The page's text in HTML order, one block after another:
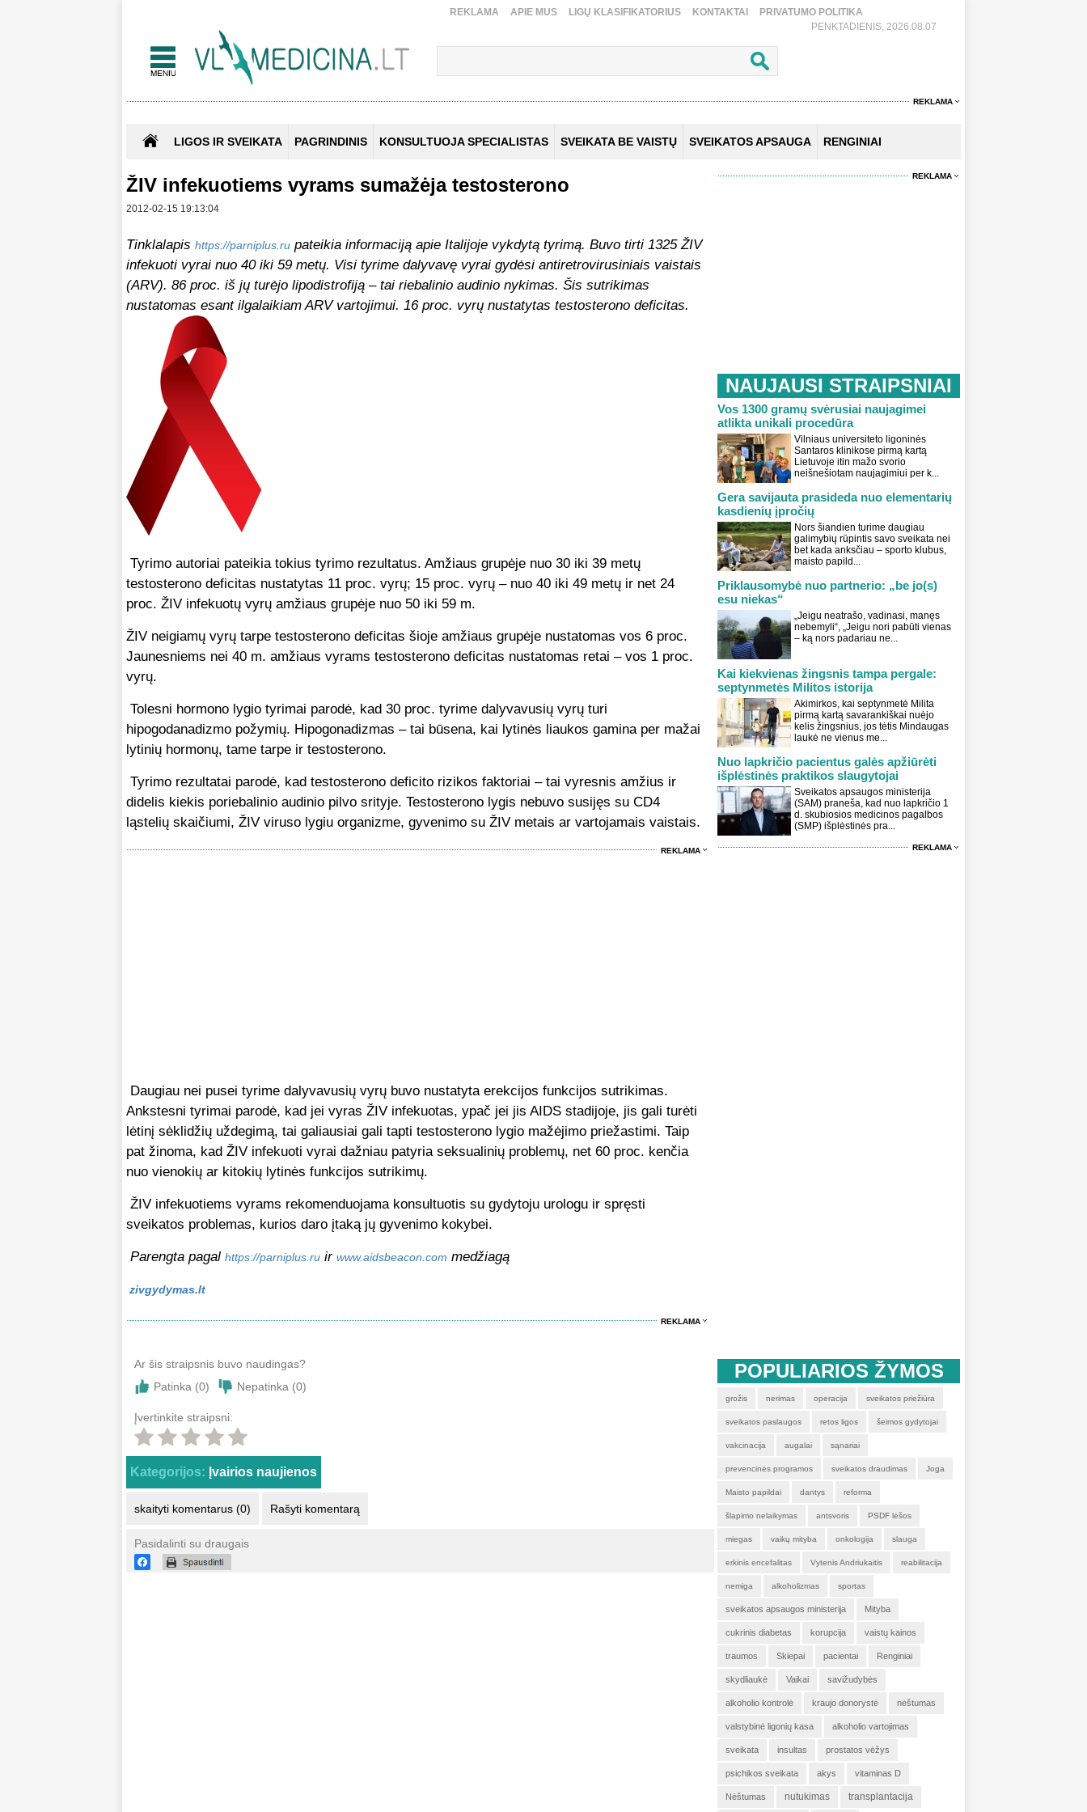
REKLAMA APIE MUS LIGŲ KLASIFIKATORIUS KONTAKTAI
PRIVATUMO POLITIKA
PENKTADIENIS, 2026.08.07
REKLAMA
LIGOS IR SVEIKATA PAGRINDINIS KONSULTUOJA SPECIALISTAS SVEIKATA BE VAISTŲ SVEIKATOS APSAUGA RENGINIAI
ŽIV infekuotiems vyrams sumažėja testosterono
2012-02-15 19:13:04
Tinklalapis https://parniplus.ru pateikia informaciją apie Italijoje vykdytą tyrimą. Buvo tirti 1325 ŽIV
infekuoti vyrai nuo 40 iki 59 metų. Visi tyrime dalyvavę vyrai gydėsi antiretrovirusiniais vaistais
(ARV). 86 proc. iš jų turėjo lipodistrofiją – tai riebalinio audinio nykimas. Šis sutrikimas
nustatomas esant ilgalaikiam ARV vartojimui. 16 proc. vyrų nustatytas testosterono deficitas.
Tyrimo autoriai pateikia tokius tyrimo rezultatus. Amžiaus grupėje nuo 30 iki 39 metų
testosterono deficitas nustatytas 11 proc. vyrų; 15 proc. vyrų – nuo 40 iki 49 metų ir net 24
proc. ŽIV infekuotų vyrų amžiaus grupėje nuo 50 iki 59 m.
ŽIV neigiamų vyrų tarpe testosterono deficitas šioje amžiaus grupėje nustatomas vos 6 proc.
Jaunesniems nei 40 m. amžiaus vyrams testosterono deficitas nustatomas retai – vos 1 proc.
vyrų.
Tolesni hormono lygio tyrimai parodė, kad 30 proc. tyrime dalyvavusių vyrų turi
hipogodanadizmo požymių. Hipogonadizmas – tai būsena, kai lytinės liaukos gamina per mažai
lytinių hormonų, tame tarpe ir testosterono.
Tyrimo rezultatai parodė, kad testosterono deficito rizikos faktoriai – tai vyresnis amžius ir
didelis kiekis poriebalinio audinio pilvo srityje. Testosterono lygis nebuvo susijęs su CD4
ląstelių skaičiumi, ŽIV viruso lygiu organizme, gyvenimo su ŽIV metais ar vartojamais vaistais.
REKLAMA
Daugiau nei pusei tyrime dalyvavusių vyrų buvo nustatyta erekcijos funkcijos sutrikimas.
Ankstesni tyrimai parodė, kad jei vyras ŽIV infekuotas, ypač jei jis AIDS stadijoje, jis gali turėti
lėtinį sėklidžių uždegimą, tai galiausiai gali tapti testosterono lygio mažėjimo priežastimi. Taip
pat žinoma, kad ŽIV infekuoti vyrai dažniau patyria seksualinių problemų, net 60 proc. kenčia
nuo vienokių ar kitokių lytinės funkcijos sutrikimų.
ŽIV infekuotiems vyrams rekomenduojama konsultuotis su gydytoju urologu ir spręsti
sveikatos problemas, kurios daro įtaką jų gyvenimo kokybei.
Parengta pagal https://parniplus.ru ir www.aidsbeacon.com medžiagą
zivgydymas.lt
REKLAMA
Ar šis straipsnis buvo naudingas?
Patinka (0) Nepatinka (0)
Įvertinkite straipsni:
Kategorijos: Įvairios naujienos
skaityti komentarus (0) Rašyti komentarą
Pasidalinti su draugais
REKLAMA
NAUJAUSI STRAIPSNIAI
Vos 1300 gramų svėrusiai naujagimei
atlikta unikali procedūra
Vilniaus universiteto ligoninės
Santaros klinikose pirmą kartą
Lietuvoje itin mažo svorio
neišnešiotam naujagimiui per k...
Gera savijauta prasideda nuo elementarių
kasdienių įpročių
Nors šiandien turime daugiau
galimybių rūpintis savo sveikata nei
bet kada anksčiau – sporto klubus,
maisto papild...
Priklausomybė nuo partnerio: „be jo(s)
esu niekas“
„Jeigu neatrašo, vadinasi, manęs
nebemyli“, „Jeigu nori pabūti vienas
– ką nors padariau ne...
Kai kiekvienas žingsnis tampa pergale:
septynmetės Militos istorija
Akimirkos, kai septynmetė Milita
pirmą kartą savarankiškai nuėjo
kelis žingsnius, jos tėtis Mindaugas
laukė ne vienus me...
Nuo lapkričio pacientus galės apžiūrėti
išplėstinės praktikos slaugytojai
Sveikatos apsaugos ministerija
(SAM) praneša, kad nuo lapkričio 1
d. skubiosios medicinos pagalbos
(SMP) išplėstinės pra...
REKLAMA
POPULIARIOS ŽYMOS
grožis nerimas operacija sveikatos priežiūra
sveikatos paslaugos retos ligos šeimos gydytojai
vakcinacija augalai sąnariai
prevencinės programos sveikatos draudimas Joga
Maisto papildai dantys reforma
šlapimo nelaikymas antsvoris PSDF lėšos
miegas vaikų mityba onkologija slauga
erkinis encefalitas Vytenis Andriukaitis reabilitacija
nemiga alkoholizmas sportas
sveikatos apsaugos ministerija Mityba
cukrinis diabetas korupcija vaistų kainos
traumos Skiepai pacientai Renginiai
skydliaukė Vaikai savižudybės
alkoholio kontrolė kraujo donorystė nėštumas
valstybinė ligonių kasa alkoholio vartojimas
sveikata insultas prostatos vėžys
psichikos sveikata akys vitaminas D
Nėštumas nutukimas transplantacija